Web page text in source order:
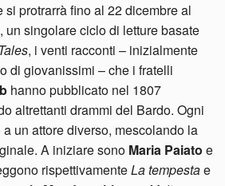
protrarrà fino al 22 dicembre al
un singolare ciclo di letture basate
, i venti racconti – inizialmente
di giovanissimi – che i fratelli
hanno pubblicato nel 1807
altrettanti drammi del Bardo. Ogni
un attore diverso, mescolando la
A iniziare sono Maria Paiato e
rispettivamenteLa tempestae